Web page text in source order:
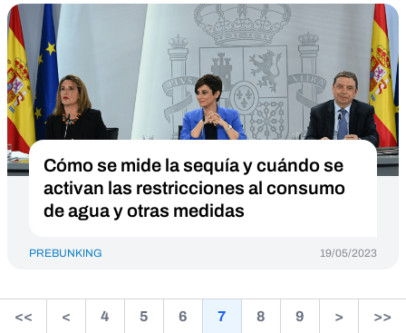
Cómo se mide la sequía y cuándo se
activan las restricciones al consumo
de agua y otras medidas
PREBUNKING 19/05/2023
<< < 4 5 6 7 8 9 > >>